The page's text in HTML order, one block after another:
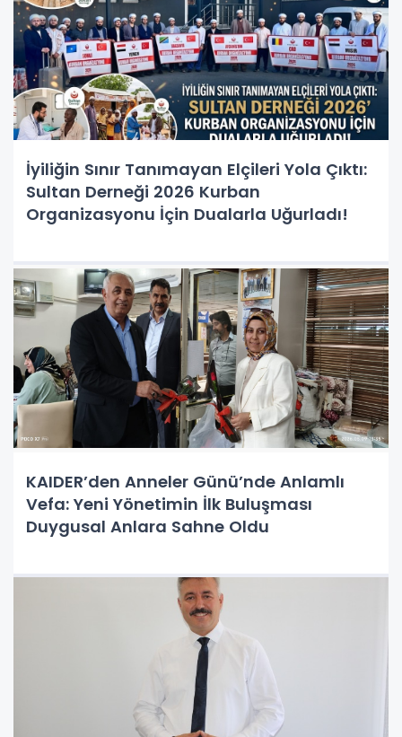
İyiliğin Sınır Tanımayan Elçileri Yola Çıktı:
Sultan Derneği 2026 Kurban
Organizasyonu İçin Dualarla Uğurladı!
KAIDER’den Anneler Günü’nde Anlamlı
Vefa: Yeni Yönetimin İlk Buluşması
Duygusal Anlara Sahne Oldu